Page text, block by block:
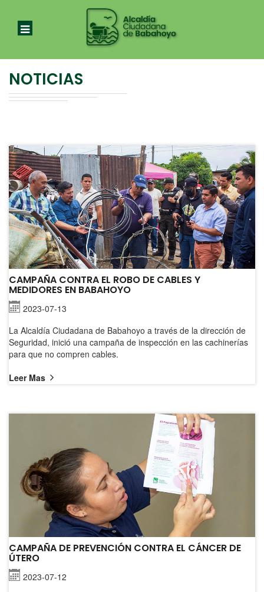
NOTICIAS
CAMPAÑA CONTRA EL ROBO DE CABLES Y
MEDIDORES EN BABAHOYO
2023-07-13
La Alcaldía Ciudadana de Babahoyo a través de la dirección de
Seguridad, inició una campaña de inspección en las cachinerías
para que no compren cables.
Leer Mas
CAMPAÑA DE PREVENCIÓN CONTRA EL CÁNCER DE
ÚTERO
2023-07-12